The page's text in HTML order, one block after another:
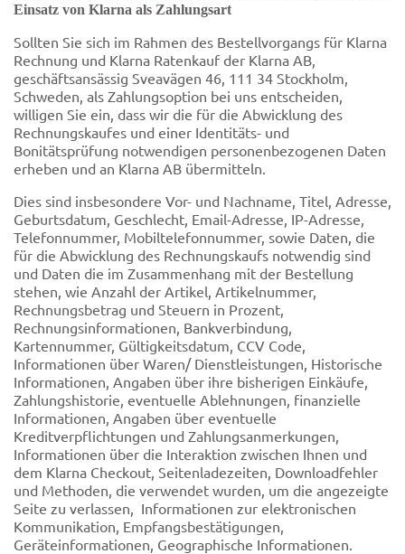
Einsatz von Klarna als Zahlungsart
Sollten Sie sich im Rahmen des Bestellvorgangs für Klarna
Rechnung und Klarna Ratenkauf der Klarna AB,
geschäftsansässig Sveavägen 46, 111 34 Stockholm,
Schweden, als Zahlungsoption bei uns entscheiden,
willigen Sie ein, dass wir die für die Abwicklung des
Rechnungskaufes und einer Identitäts- und
Bonitätsprüfung notwendigen personenbezogenen Daten
erheben und an Klarna AB übermitteln.
Dies sind insbesondere Vor- und Nachname, Titel, Adresse,
Geburtsdatum, Geschlecht, Email-Adresse, IP-Adresse,
Telefonnummer, Mobiltelefonnummer, sowie Daten, die
für die Abwicklung des Rechnungskaufs notwendig sind
und Daten die im Zusammenhang mit der Bestellung
stehen, wie Anzahl der Artikel, Artikelnummer,
Rechnungsbetrag und Steuern in Prozent,
Rechnungsinformationen, Bankverbindung,
Kartennummer, Gültigkeitsdatum, CCV Code,
Informationen über Waren/ Dienstleistungen, Historische
Informationen, Angaben über ihre bisherigen Einkäufe,
Zahlungshistorie, eventuelle Ablehnungen, finanzielle
Informationen, Angaben über eventuelle
Kreditverpflichtungen und Zahlungsanmerkungen,
Informationen über die Interaktion zwischen Ihnen und
dem Klarna Checkout, Seitenladezeiten, Downloadfehler
und Methoden, die verwendet wurden, um die angezeigte
Seite zu verlassen, Informationen zur elektronischen
Kommunikation, Empfangsbestätigungen,
Geräteinformationen, Geographische Informationen.